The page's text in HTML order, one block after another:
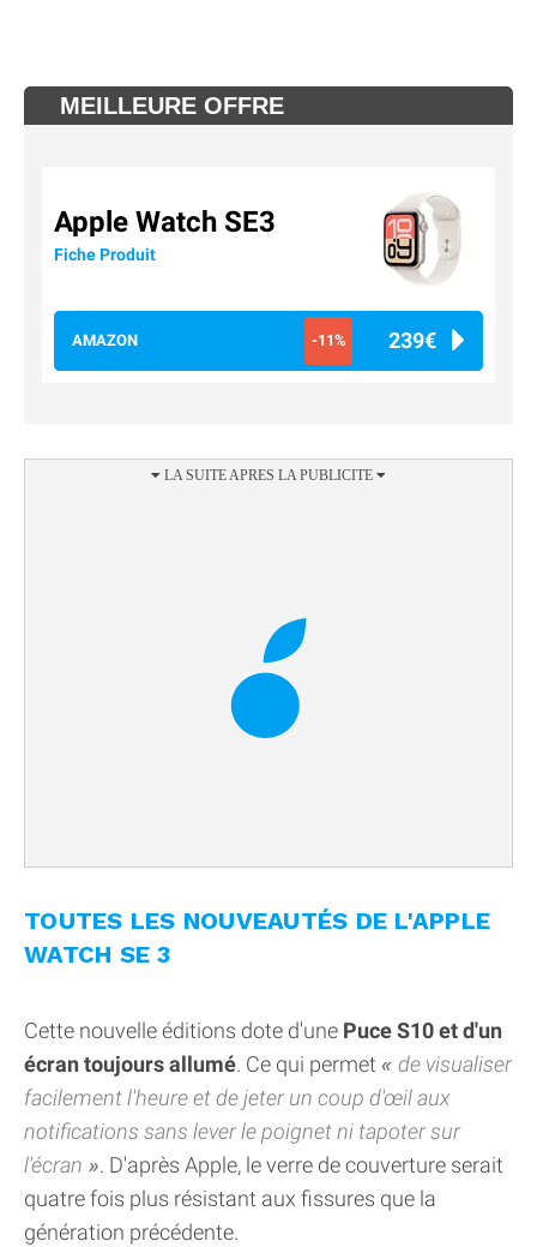
MEILLEURE OFFRE
Apple Watch SE3
Fiche Produit
AMAZON -11% 239€
TOUTES LES NOUVEAUTÉS DE L'APPLE
WATCH SE 3
Cette nouvelle éditions dote d'une Puce S10 et d'un
écran toujours allumé. Ce qui permet
de visualiser
facilement l'heure et de jeter un coup d'œil aux
notifications sans lever le poignet ni tapoter sur
l'écran
. D'après Apple, le verre de couverture serait
quatre fois plus résistant aux fissures que la
génération précédente.